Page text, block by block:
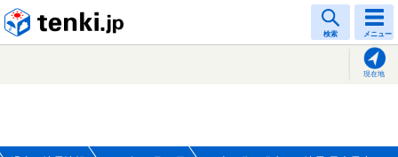
検索 メニュー
現在地